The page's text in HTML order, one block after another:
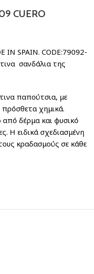
CUERO
IN SPAIN. CODE:79092-
σανδάλια της
παπούτσια, με
πρόσθετα χημικά.
δέρμα και φυσικό
Η ειδικά σχεδιασμένη
κραδασμούς σε κάθε